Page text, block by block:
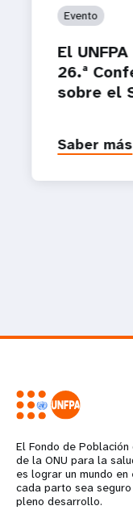
Evento
El
26.ª
sobre el
Saber más
El Fondo de
de la ONU para la
es lograr un mundo
cada parto sea
pleno desarrollo.